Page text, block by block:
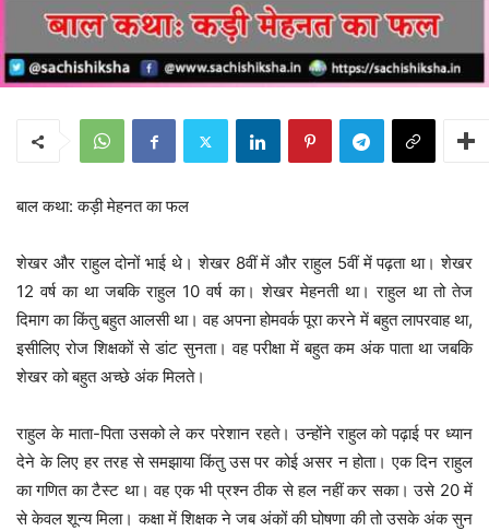
बाल कथा: कड़ी मेहनत का फल
शेखर और राहुल दोनों भाई थे। शेखर 8वीं में और राहुल 5वीं में पढ़ता था। शेखर
12 वर्ष का था जबकि राहुल 10 वर्ष का। शेखर मेहनती था। राहुल था तो तेज
दिमाग का किंतु बहुत आलसी था। वह अपना होमवर्क पूरा करने में बहुत लापरवाह था,
इसीलिए रोज शिक्षकों से डांट सुनता। वह परीक्षा में बहुत कम अंक पाता था जबकि
शेखर को बहुत अच्छे अंक मिलते।
राहुल के माता-पिता उसको ले कर परेशान रहते। उन्होंने राहुल को पढ़ाई पर ध्यान
देने के लिए हर तरह से समझाया किंतु उस पर कोई असर न होता। एक दिन राहुल
का गणित का टैस्ट था। वह एक भी प्रश्न ठीक से हल नहीं कर सका। उसे 20 में
से केवल शून्य मिला। कक्षा में शिक्षक ने जब अंकों की घोषणा की तो उसके अंक सुन